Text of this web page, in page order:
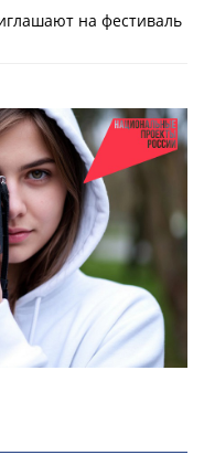
на фестиваль